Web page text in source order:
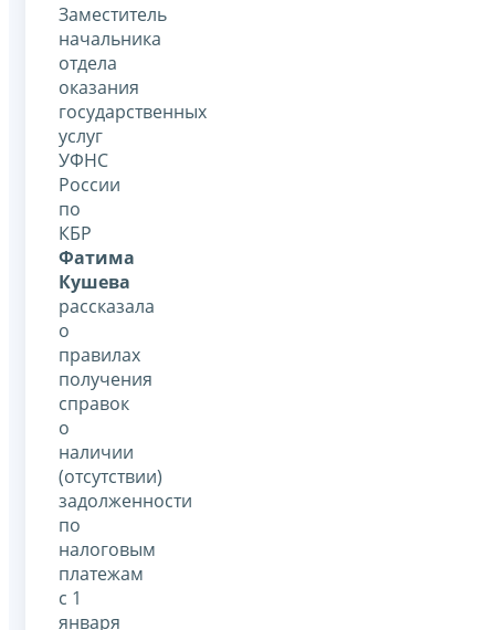
Заместитель
начальника
отдела
оказания
государственных
услуг
УФНС
России
по
КБР
Фатима
Кушева
рассказала
о
правилах
получения
справок
о
наличии
(отсутствии)
задолженности
по
налоговым
платежам
с 1
января